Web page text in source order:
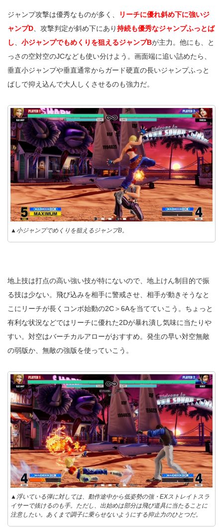
ジャンプ攻撃は優秀なものが多く、
リーチに優れ斜め下に強いジ
ャンプD 、攻撃判定が斜め下にあり持続も優秀なジャンプふっとば
し
小ジャンプでもめくりを狙えるジャンプBが主力。他にも、と
っさの空対空のJCなども使い分けよう。画面端に追い詰めたら、
垂直小ジャンプや垂直通常からガード硬直の長いジャンプふっと
ばしで抑え込んで大人しくさせるのも強力だ。
▲小ジャンプでめくりを狙えるジャンプB。
地上技は打点の高い強い技が特にないので、地上けん制目的で振
る技は少ない。飛び込みを相手に警戒させ、相手が動きそうなと
こにリーチが長くコンボ始動の2C＞6Aを当てていこう。ちょっと
有利な状況などではリーチに優れた2Dが暴れ潰し気味に当たりや
すい。対空はバーチカルアローがおすすめ。発生の早い対空無敵
の弱版か、無敵の強版を使っていこう。
▲浮いている弾に対しては、動作途中から低姿勢の強・EXストレイトスラ
イサーで抜けるのも手。ただし、出始めは部分は飛び道具に当たることに
注意したい。あくまで調子に乗らせないようにする抑止力のひとつだ。